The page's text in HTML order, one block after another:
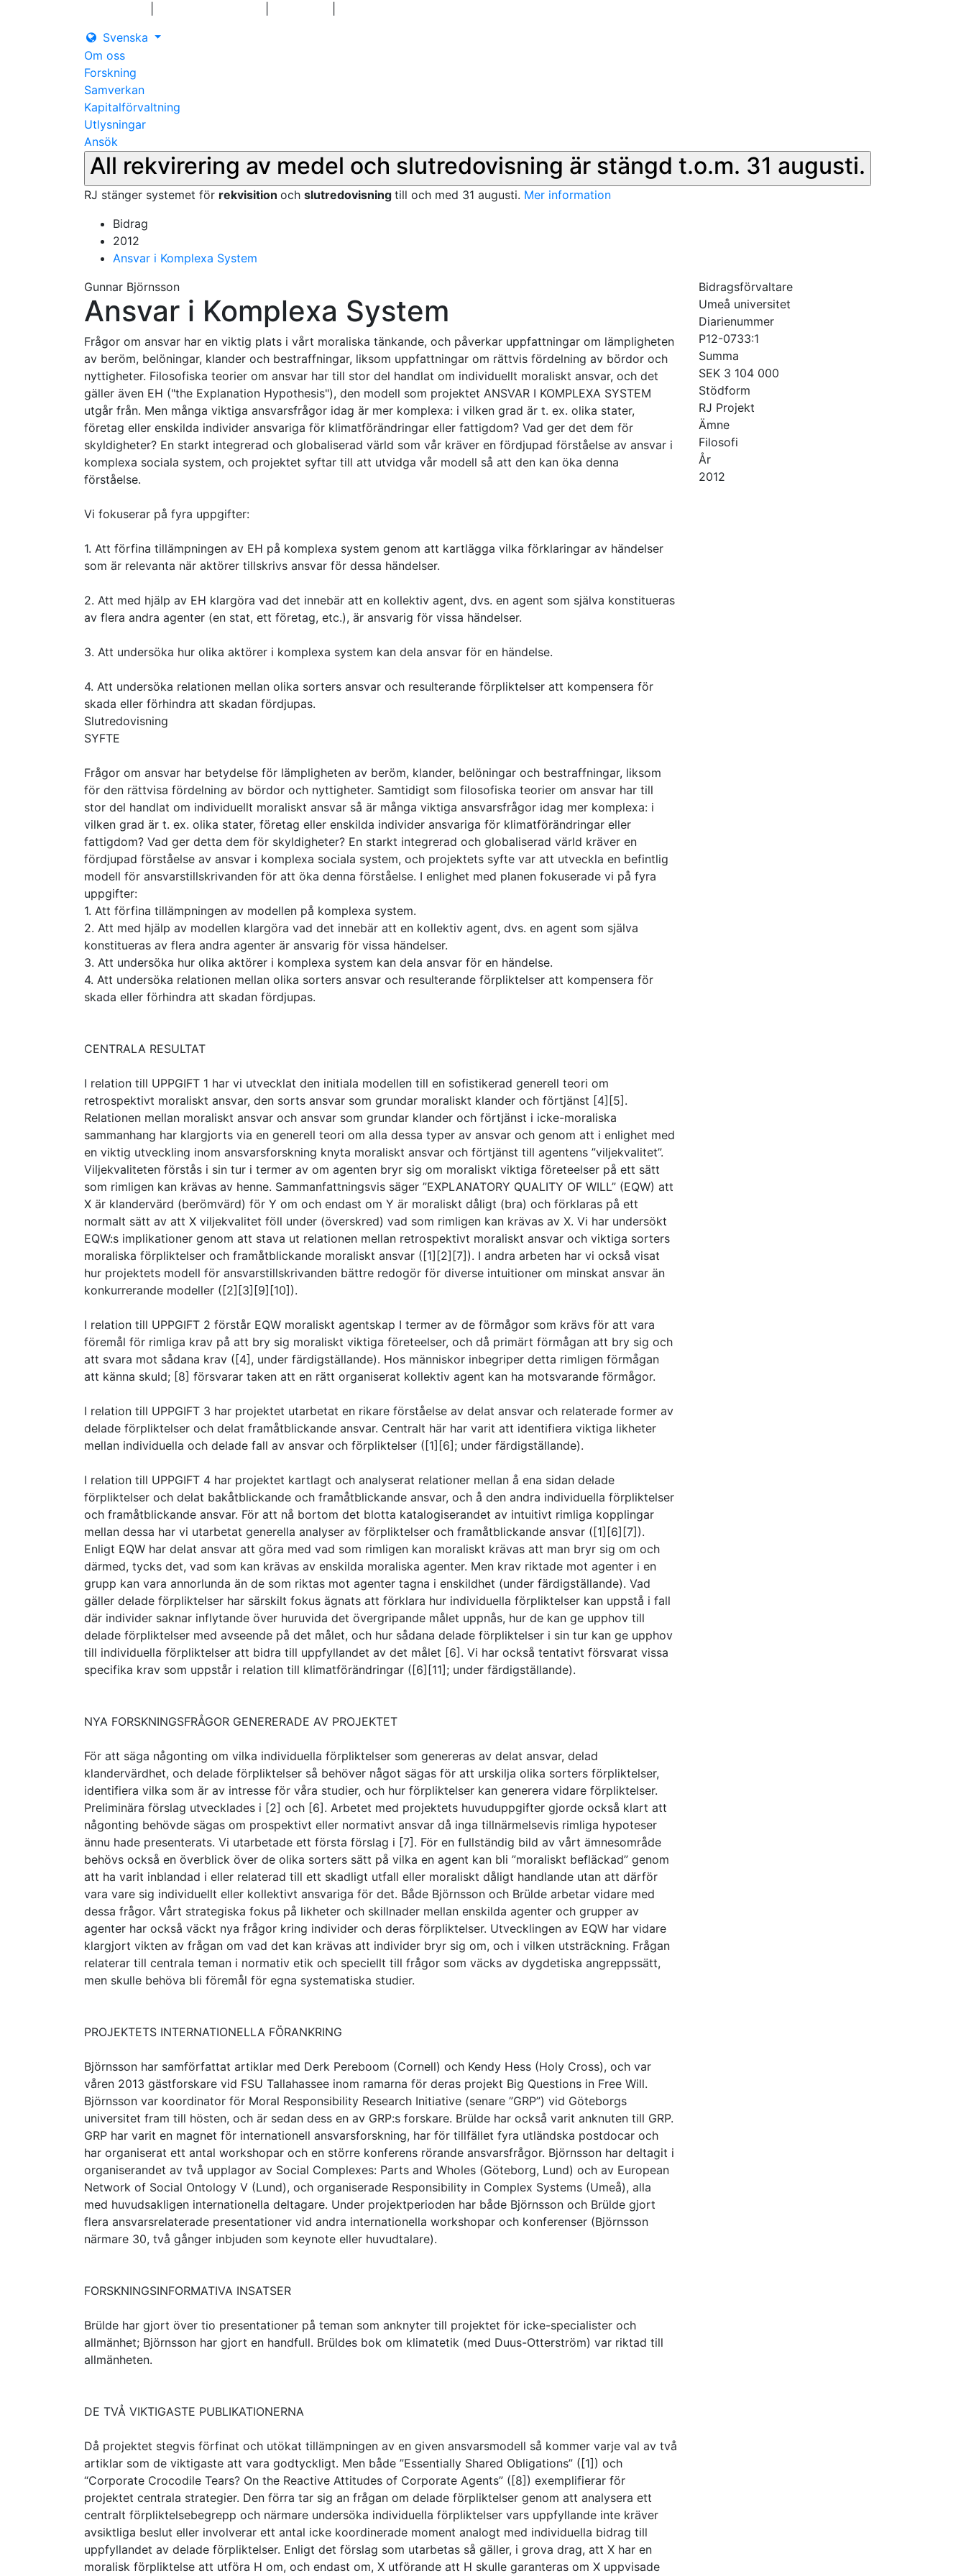
Svenska
Om oss
Forskning
Samverkan
Kapitalförvaltning
Utlysningar
Ansök
All rekvirering av medel och slutredovisning är stängd t.o.m. 31 augusti.
RJ stänger systemet för rekvisition och slutredovisning till och med 31 augusti. Mer information
Bidrag
2012
Ansvar i Komplexa System
Gunnar Björnsson
Ansvar i Komplexa System
Frågor om ansvar har en viktig plats i vårt moraliska tänkande, och påverkar uppfattningar om lämpligheten
av beröm, belöningar, klander och bestraffningar, liksom uppfattningar om rättvis fördelning av bördor och
nyttigheter. Filosofiska teorier om ansvar har till stor del handlat om individuellt moraliskt ansvar, och det
gäller även EH ("the Explanation Hypothesis"), den modell som projektet ANSVAR I KOMPLEXA SYSTEM
utgår från. Men många viktiga ansvarsfrågor idag är mer komplexa: i vilken grad är t. ex. olika stater,
företag eller enskilda individer ansvariga för klimatförändringar eller fattigdom? Vad ger det dem för
skyldigheter? En starkt integrerad och globaliserad värld som vår kräver en fördjupad förståelse av ansvar i
komplexa sociala system, och projektet syftar till att utvidga vår modell så att den kan öka denna
förståelse.
Vi fokuserar på fyra uppgifter:
1. Att förfina tillämpningen av EH på komplexa system genom att kartlägga vilka förklaringar av händelser
som är relevanta när aktörer tillskrivs ansvar för dessa händelser.
2. Att med hjälp av EH klargöra vad det innebär att en kollektiv agent, dvs. en agent som själva konstitueras
av flera andra agenter (en stat, ett företag, etc.), är ansvarig för vissa händelser.
3. Att undersöka hur olika aktörer i komplexa system kan dela ansvar för en händelse.
4. Att undersöka relationen mellan olika sorters ansvar och resulterande förpliktelser att kompensera för
skada eller förhindra att skadan fördjupas.
Slutredovisning
SYFTE
Frågor om ansvar har betydelse för lämpligheten av beröm, klander, belöningar och bestraffningar, liksom
för den rättvisa fördelning av bördor och nyttigheter. Samtidigt som filosofiska teorier om ansvar har till
stor del handlat om individuellt moraliskt ansvar så är många viktiga ansvarsfrågor idag mer komplexa: i
vilken grad är t. ex. olika stater, företag eller enskilda individer ansvariga för klimatförändringar eller
fattigdom? Vad ger detta dem för skyldigheter? En starkt integrerad och globaliserad värld kräver en
fördjupad förståelse av ansvar i komplexa sociala system, och projektets syfte var att utveckla en befintlig
modell för ansvarstillskrivanden för att öka denna förståelse. I enlighet med planen fokuserade vi på fyra
uppgifter:
1. Att förfina tillämpningen av modellen på komplexa system.
2. Att med hjälp av modellen klargöra vad det innebär att en kollektiv agent, dvs. en agent som själva
konstitueras av flera andra agenter är ansvarig för vissa händelser.
3. Att undersöka hur olika aktörer i komplexa system kan dela ansvar för en händelse.
4. Att undersöka relationen mellan olika sorters ansvar och resulterande förpliktelser att kompensera för
skada eller förhindra att skadan fördjupas.
CENTRALA RESULTAT
I relation till UPPGIFT 1 har vi utvecklat den initiala modellen till en sofistikerad generell teori om
retrospektivt moraliskt ansvar, den sorts ansvar som grundar moraliskt klander och förtjänst [4][5].
Relationen mellan moraliskt ansvar och ansvar som grundar klander och förtjänst i icke-moraliska
sammanhang har klargjorts via en generell teori om alla dessa typer av ansvar och genom att i enlighet med
en viktig utveckling inom ansvarsforskning knyta moraliskt ansvar och förtjänst till agentens ”viljekvalitet”.
Viljekvaliteten förstås i sin tur i termer av om agenten bryr sig om moraliskt viktiga företeelser på ett sätt
som rimligen kan krävas av henne. Sammanfattningsvis säger ”EXPLANATORY QUALITY OF WILL” (EQW) att
X är klandervärd (berömvärd) för Y om och endast om Y är moraliskt dåligt (bra) och förklaras på ett
normalt sätt av att X viljekvalitet föll under (överskred) vad som rimligen kan krävas av X. Vi har undersökt
EQW:s implikationer genom att stava ut relationen mellan retrospektivt moraliskt ansvar och viktiga sorters
moraliska förpliktelser och framåtblickande moraliskt ansvar ([1][2][7]). I andra arbeten har vi också visat
hur projektets modell för ansvarstillskrivanden bättre redogör för diverse intuitioner om minskat ansvar än
konkurrerande modeller ([2][3][9][10]).
I relation till UPPGIFT 2 förstår EQW moraliskt agentskap I termer av de förmågor som krävs för att vara
föremål för rimliga krav på att bry sig moraliskt viktiga företeelser, och då primärt förmågan att bry sig och
att svara mot sådana krav ([4], under färdigställande). Hos människor inbegriper detta rimligen förmågan
att känna skuld; [8] försvarar taken att en rätt organiserat kollektiv agent kan ha motsvarande förmågor.
I relation till UPPGIFT 3 har projektet utarbetat en rikare förståelse av delat ansvar och relaterade former av
delade förpliktelser och delat framåtblickande ansvar. Centralt här har varit att identifiera viktiga likheter
mellan individuella och delade fall av ansvar och förpliktelser ([1][6]; under färdigställande).
I relation till UPPGIFT 4 har projektet kartlagt och analyserat relationer mellan å ena sidan delade
förpliktelser och delat bakåtblickande och framåtblickande ansvar, och å den andra individuella förpliktelser
och framåtblickande ansvar. För att nå bortom det blotta katalogiserandet av intuitivt rimliga kopplingar
mellan dessa har vi utarbetat generella analyser av förpliktelser och framåtblickande ansvar ([1][6][7]).
Enligt EQW har delat ansvar att göra med vad som rimligen kan moraliskt krävas att man bryr sig om och
därmed, tycks det, vad som kan krävas av enskilda moraliska agenter. Men krav riktade mot agenter i en
grupp kan vara annorlunda än de som riktas mot agenter tagna i enskildhet (under färdigställande). Vad
gäller delade förpliktelser har särskilt fokus ägnats att förklara hur individuella förpliktelser kan uppstå i fall
där individer saknar inflytande över huruvida det övergripande målet uppnås, hur de kan ge upphov till
delade förpliktelser med avseende på det målet, och hur sådana delade förpliktelser i sin tur kan ge upphov
till individuella förpliktelser att bidra till uppfyllandet av det målet [6]. Vi har också tentativt försvarat vissa
specifika krav som uppstår i relation till klimatförändringar ([6][11]; under färdigställande).
NYA FORSKNINGSFRÅGOR GENERERADE AV PROJEKTET
För att säga någonting om vilka individuella förpliktelser som genereras av delat ansvar, delad
klandervärdhet, och delade förpliktelser så behöver något sägas för att urskilja olika sorters förpliktelser,
identifiera vilka som är av intresse för våra studier, och hur förpliktelser kan generera vidare förpliktelser.
Preliminära förslag utvecklades i [2] och [6]. Arbetet med projektets huvuduppgifter gjorde också klart att
någonting behövde sägas om prospektivt eller normativt ansvar då inga tillnärmelsevis rimliga hypoteser
ännu hade presenterats. Vi utarbetade ett första förslag i [7]. För en fullständig bild av vårt ämnesområde
behövs också en överblick över de olika sorters sätt på vilka en agent kan bli ”moraliskt befläckad” genom
att ha varit inblandad i eller relaterad till ett skadligt utfall eller moraliskt dåligt handlande utan att därför
vara vare sig individuellt eller kollektivt ansvariga för det. Både Björnsson och Brülde arbetar vidare med
dessa frågor. Vårt strategiska fokus på likheter och skillnader mellan enskilda agenter och grupper av
agenter har också väckt nya frågor kring individer och deras förpliktelser. Utvecklingen av EQW har vidare
klargjort vikten av frågan om vad det kan krävas att individer bryr sig om, och i vilken utsträckning. Frågan
relaterar till centrala teman i normativ etik och speciellt till frågor som väcks av dygdetiska angreppssätt,
men skulle behöva bli föremål för egna systematiska studier.
PROJEKTETS INTERNATIONELLA FÖRANKRING
Björnsson har samförfattat artiklar med Derk Pereboom (Cornell) och Kendy Hess (Holy Cross), och var
våren 2013 gästforskare vid FSU Tallahassee inom ramarna för deras projekt Big Questions in Free Will.
Björnsson var koordinator för Moral Responsibility Research Initiative (senare ”GRP”) vid Göteborgs
universitet fram till hösten, och är sedan dess en av GRP:s forskare. Brülde har också varit anknuten till GRP.
GRP har varit en magnet för internationell ansvarsforskning, har för tillfället fyra utländska postdocar och
har organiserat ett antal workshopar och en större konferens rörande ansvarsfrågor. Björnsson har deltagit i
organiserandet av två upplagor av Social Complexes: Parts and Wholes (Göteborg, Lund) och av European
Network of Social Ontology V (Lund), och organiserade Responsibility in Complex Systems (Umeå), alla
med huvudsakligen internationella deltagare. Under projektperioden har både Björnsson och Brülde gjort
flera ansvarsrelaterade presentationer vid andra internationella workshopar och konferenser (Björnsson
närmare 30, två gånger inbjuden som keynote eller huvudtalare).
FORSKNINGSINFORMATIVA INSATSER
Brülde har gjort över tio presentationer på teman som anknyter till projektet för icke-specialister och
allmänhet; Björnsson har gjort en handfull. Brüldes bok om klimatetik (med Duus-Otterström) var riktad till
allmänheten.
DE TVÅ VIKTIGASTE PUBLIKATIONERNA
Då projektet stegvis förfinat och utökat tillämpningen av en given ansvarsmodell så kommer varje val av två
artiklar som de viktigaste att vara godtyckligt. Men både ”Essentially Shared Obligations” ([1]) och
“Corporate Crocodile Tears? On the Reactive Attitudes of Corporate Agents” ([8]) exemplifierar för
projektet centrala strategier. Den förra tar sig an frågan om delade förpliktelser genom att analysera ett
centralt förpliktelsebegrepp och närmare undersöka individuella förpliktelser vars uppfyllande inte kräver
avsiktliga beslut eller involverar ett antal icke koordinerade moment analogt med individuella bidrag till
uppfyllandet av delade förpliktelser. Enligt det förslag som utarbetas så gäller, i grova drag, att X har en
moralisk förpliktelse att utföra H om, och endast om, X utförande att H skulle garanteras om X uppvisade
Bidragsförvaltare
Umeå universitet
Diarienummer
P12-0733:1
Summa
SEK 3 104 000
Stödform
RJ Projekt
Ämne
Filosofi
År
2012